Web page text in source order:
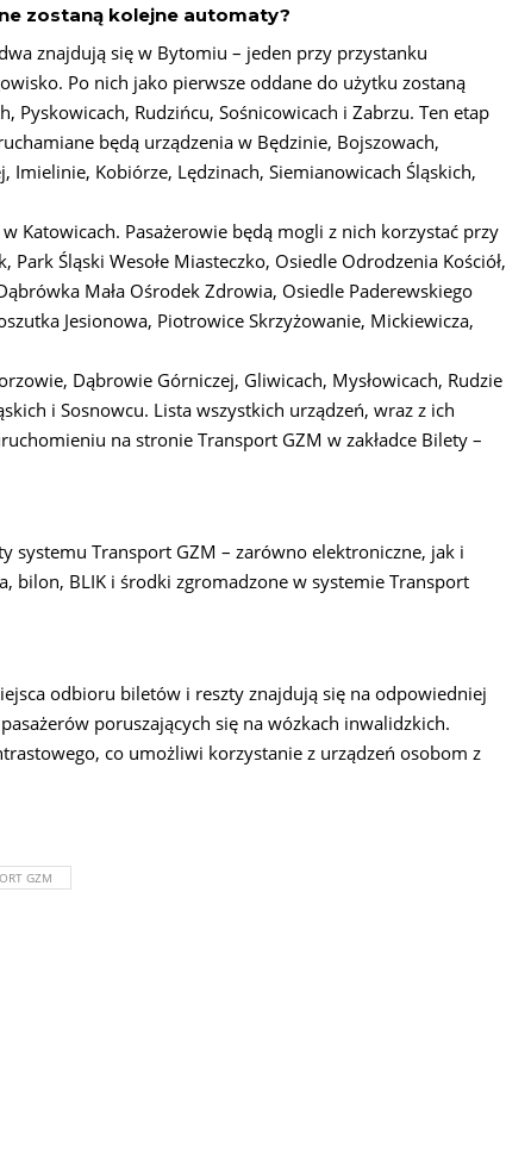
zostaną kolejne automaty?
znajdują się w Bytomiu – jeden przy przystanku
Po nich jako pierwsze oddane do użytku zostaną
Pyskowicach, Rudzińcu, Sośnicowicach i Zabrzu. Ten etap
będą urządzenia w Będzinie, Bojszowach,
Imielinie, Kobiórze, Lędzinach, Siemianowicach Śląskich,
Katowicach. Pasażerowie będą mogli z nich korzystać przy
Śląski Wesołe Miasteczko, Osiedle Odrodzenia Kościół,
Mała Ośrodek Zdrowia, Osiedle Paderewskiego
Jesionowa, Piotrowice Skrzyżowanie, Mickiewicza,
Dąbrowie Górniczej, Gliwicach, Mysłowicach, Rudzie
i Sosnowcu. Lista wszystkich urządzeń, wraz z ich
na stronie Transport GZM w zakładce Bilety –
systemu Transport GZM – zarówno elektroniczne, jak i
bilon, BLIK i środki zgromadzone w systemie Transport
odbioru biletów i reszty znajdują się na odpowiedniej
poruszających się na wózkach inwalidzkich.
co umożliwi korzystanie z urządzeń osobom z
GZM